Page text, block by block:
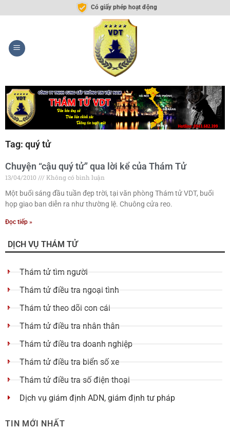
Có giấy phép hoạt động
Tag: quý tử
Chuyện “cậu quý tử” qua lời kể của Thám Tử
13/04/2010
Không có bình luận
Một buổi sáng đầu tuần đẹp trời, tại văn phòng Thám tử VDT, buổi
họp giao ban diễn ra như thường lệ. Chuông cửa reo.
Đọc tiếp »
DỊCH VỤ THÁM TỬ
Thám tử tìm người
Thám tử điều tra ngoại tình
Thám tử theo dõi con cái
Thám tử điều tra nhân thân
Thám tử điều tra doanh nghiệp
Thám tử điều tra biển số xe
Thám tử điều tra số điện thoại
Dịch vụ giám định ADN, giám định tư pháp
TIN MỚI NHẤT